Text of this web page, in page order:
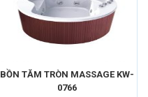
BỒN TĂM TRÒN MASSAGE KW-
0766